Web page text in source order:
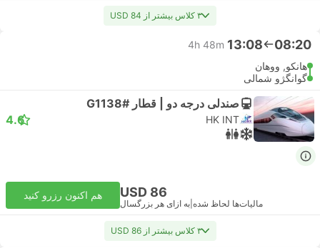
۳ کلاس بیشتر از USD 84
08:20
13:08
4h 48m
هانکو, ووهان
گوانگژو شمالی
صندلی درجه دو | قطار #G1138
HK INT
4.6
USD 86
مالیات‌ها لحاظ شده به ازای هر بزرگسال
هم اکنون رزرو کنید
۳ کلاس بیشتر از USD 86